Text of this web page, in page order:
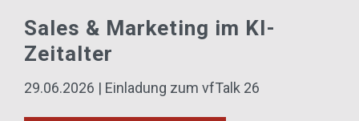
Sales & Marketing im KI-
Zeitalter
29.06.2026 | Einladung zum vfTalk 26